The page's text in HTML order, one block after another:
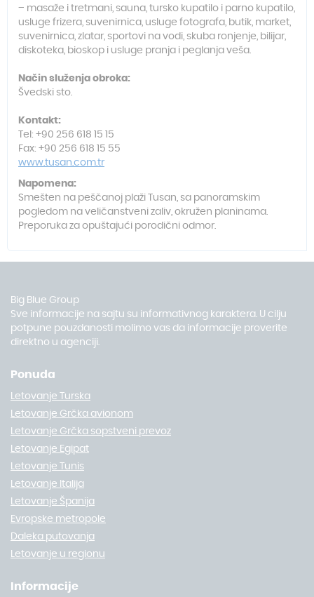
– masaže i tretmani, sauna, tursko kupatilo i parno kupatilo,
usluge frizera, suvenirnica, usluge fotografa, butik, market,
suvenirnica, zlatar, sportovi na vodi, skuba ronjenje, bilijar,
diskoteka, bioskop i usluge pranja i peglanja veša.
Način služenja obroka:
Švedski sto.
Kontakt:
Tel: +90 256 618 15 15
Fax: +90 256 618 15 55
www.tusan.com.tr
Napomena:
Smešten na peščanoj plaži Tusan, sa panoramskim
pogledom na veličanstveni zaliv, okružen planinama.
Preporuka za opuštajući porodični odmor.
Big Blue Group
Sve informacije na sajtu su informativnog karaktera. U cilju
potpune pouzdanosti molimo vas da informacije proverite
direktno u agenciji.
Ponuda
Letovanje Turska
Letovanje Grčka avionom
Letovanje Grčka sopstveni prevoz
Letovanje Egipat
Letovanje Tunis
Letovanje Italija
Letovanje Španija
Evropske metropole
Daleka putovanja
Letovanje u regionu
Informacije